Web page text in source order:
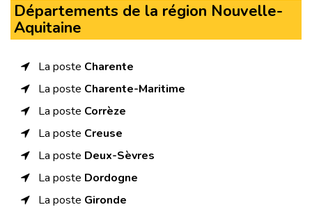
Départements de la région Nouvelle-
Aquitaine
La poste Charente
La poste Charente-Maritime
La poste Corrèze
La poste Creuse
La poste Deux-Sèvres
La poste Dordogne
La poste Gironde